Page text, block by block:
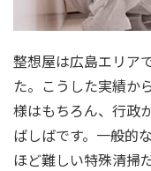
整想屋は広島エリア
た。こうした実績か
様はもちろん、行政
ばしばです。一般的
ほど難しい特殊清掃